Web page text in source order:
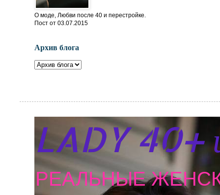
О моде, Любви после 40 и перестройке.
Пост от 03.07.2015
Архив блога
LADY 40+
РЕАЛЬНЫЕ